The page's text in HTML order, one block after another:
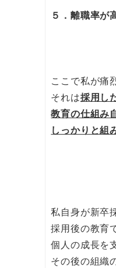
５．離職率が
ここで私が痛
それは採用し
教育の仕組み
しっかりと組
私自身が新卒
採用後の教育
個人の成長を
その後の組織